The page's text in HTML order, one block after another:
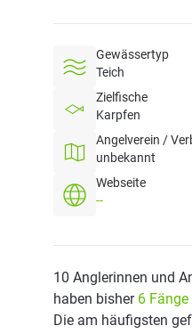
Gewässertyp
Teich
Zielfische
Karpfen
Angelverein /
unbekannt
Webseite
--
10 Anglerinnen und
haben bisher 6 Fänge
Die am häufigsten